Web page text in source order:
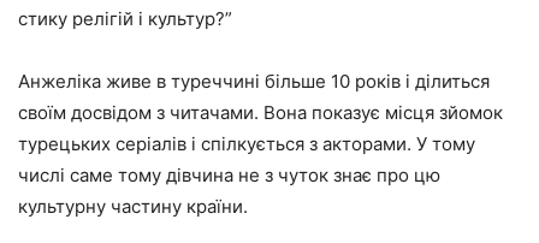
стику релігій і культур?”
Анжеліка живе в туреччині більше 10 років і ділиться
своїм досвідом з читачами. Вона показує місця зйомок
турецьких серіалів і спілкується з акторами. У тому
числі саме тому дівчина не з чуток знає про цю
культурну частину країни.